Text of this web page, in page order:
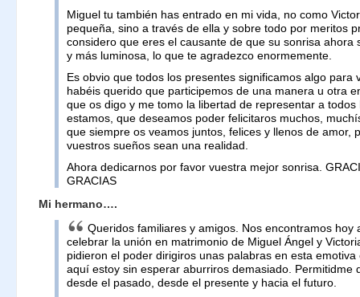
Miguel tu también has entrado en mi vida, no como
pequeña, sino a través de ella y sobre todo por meritos
considero que eres el causante de que su sonrisa ahora
y más luminosa, lo que te agradezco enormemente.
Es obvio que todos los presentes significamos algo para
habéis querido que participemos de una manera u otra
que os digo y me tomo la libertad de representar a todos
estamos, que deseamos poder felicitaros muchos,
que siempre os veamos juntos, felices y llenos de amor,
vuestros sueños sean una realidad.
Ahora dedicarnos por favor vuestra mejor sonrisa.
GRACIAS
Mi hermano….
Queridos familiares y amigos. Nos encontramos hoy
celebrar la unión en matrimonio de Miguel Ángel y
pidieron el poder dirigiros unas palabras en esta emotiva
aquí estoy sin esperar aburriros demasiado. Permitidme
desde el pasado, desde el presente y hacia el futuro.